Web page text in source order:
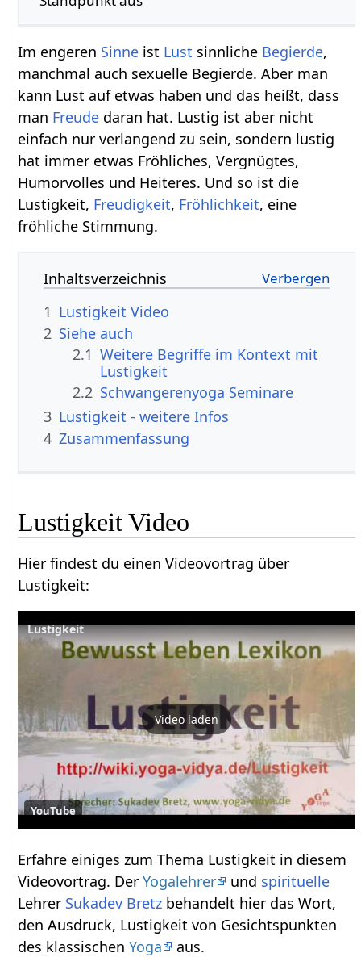
Im engeren Sinne ist Lust sinnliche Begierde,
manchmal auch sexuelle Begierde. Aber man
kann Lust auf etwas haben und das heißt, dass
man Freude daran hat. Lustig ist aber nicht
einfach nur verlangend zu sein, sondern lustig
hat immer etwas Fröhliches, Vergnügtes,
Humorvolles und Heiteres. Und so ist die
Lustigkeit, Freudigkeit, Fröhlichkeit, eine
fröhliche Stimmung.
Inhaltsverzeichnis
1
Lustigkeit‏‎ Video
2 Siehe auch
2.1 Weitere Begriffe im Kontext mit
2.2 Schwangerenyoga Seminare
3
Lustigkeit‏‎ - weitere Infos
4 Zusammenfassung
Lustigkeit‏‎ Video
Hier findest du einen Videovortrag über
Lustigkeit‏‎:
Lustigkeit‏‎
Video laden
YouTube
Erfahre einiges zum Thema Lustigkeit‏‎ in diesem
Videovortrag. DerYogalehrer und spirituelle
Lehrer Sukadev Bretz behandelt hier das Wort,
den Ausdruck, Lustigkeit‏‎ von Gesichtspunkten
des klassischenYoga aus.